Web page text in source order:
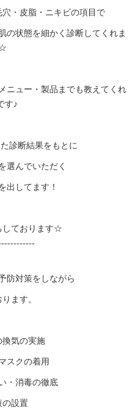
・皮脂・ニキビの項目で
状態を細かく診断してくれま
ニュー・製品までも教えてくれ
す♪
診断結果をもとに
選んでいただく
出してます！
しております☆
防対策をしながら
ます。
気の実施
スクの着用
・消毒の徹底
設置